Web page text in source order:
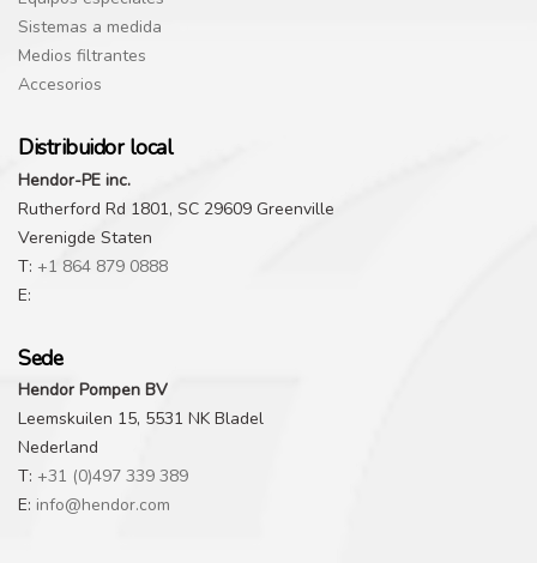
Sistemas a medida
Medios filtrantes
Accesorios
Distribuidor local
Hendor-PE inc.
Rutherford Rd 1801, SC 29609 Greenville
Verenigde Staten
T: +1 864 879 0888
E:
Sede
Hendor Pompen BV
Leemskuilen 15, 5531 NK Bladel
Nederland
T: +31 (0)497 339 389
E: info@hendor.com